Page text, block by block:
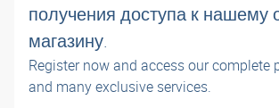
получения доступа к нашему
магазину.
Register now and access our complete
and many exclusive services.